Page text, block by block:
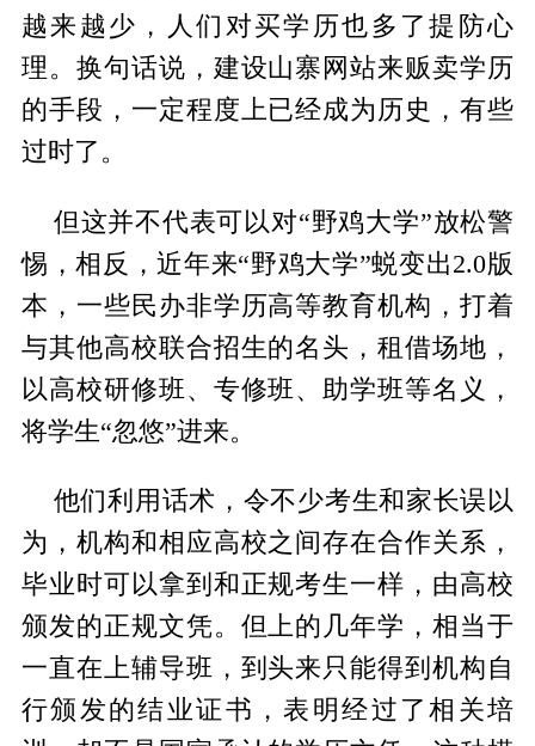
越来越少，人们对买学历也多了提防心
理。换句话说，建设山寨网站来贩卖学历
的手段，一定程度上已经成为历史，有些
过时了。
但这并不代表可以对“野鸡大学”放松警
惕，相反，近年来“野鸡大学”蜕变出2.0版
本，一些民办非学历高等教育机构，打着
与其他高校联合招生的名头，租借场地，
以高校研修班、专修班、助学班等名义，
将学生“忽悠”进来。
他们利用话术，令不少考生和家长误以
为，机构和相应高校之间存在合作关系，
毕业时可以拿到和正规考生一样，由高校
颁发的正规文凭。但上的几年学，相当于
一直在上辅导班，到头来只能得到机构自
行颁发的结业证书，表明经过了相关培